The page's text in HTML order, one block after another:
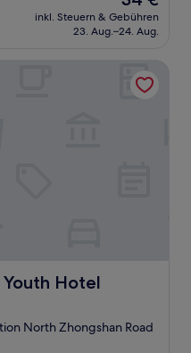
Preis
beträgt
inkl. Steuern & Gebühren
23. Aug.–24. Aug.
Hotel
Hotel
North Zhongshan Road